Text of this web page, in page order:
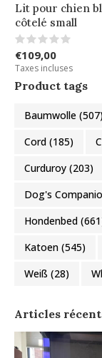
Lit pour chien
côtelé small
€109,00
Taxes incluses
Product tags
Baumwolle (507)
Cord (185)
Curduroy (203)
Dog's
Hondenbed
Katoen (545)
Weiß (28)
Articles